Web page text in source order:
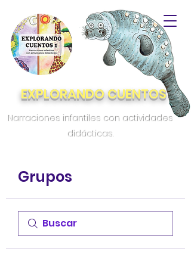
EXPLORANDO CUENTOS
Narraciones infantiles con actividades
didácticas.
Grupos